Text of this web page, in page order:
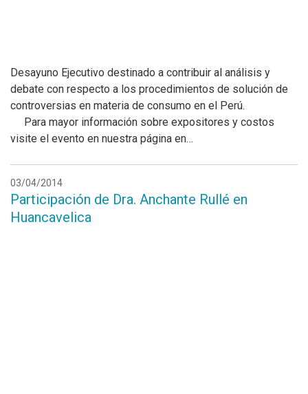
Desayuno Ejecutivo destinado a contribuir al análisis y
debate con respecto a los procedimientos de solución de
controversias en materia de consumo en el Perú.
Para mayor información sobre expositores y costos
visite el evento en nuestra página en…
03/04/2014
Participación de Dra. Anchante Rullé en
Huancavelica